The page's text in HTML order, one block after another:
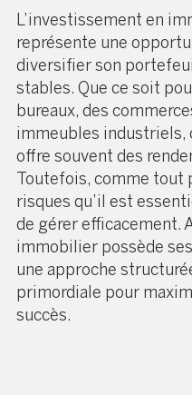
L’investissement en
représente une
diversifier son
stables. Que ce soit
bureaux, des
immeubles industriels,
offre souvent des
Toutefois, comme tout
risques qu’il est
de gérer efficacement.
immobilier possède
une approche
primordiale pour
succès.